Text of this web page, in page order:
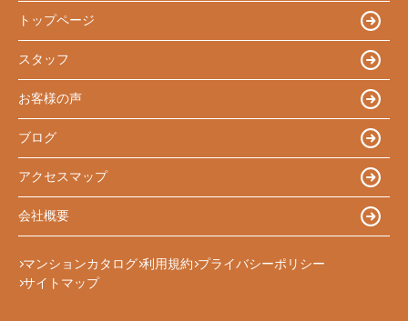
トップページ
スタッフ
お客様の声
ブログ
アクセスマップ
会社概要
マンションカタログ 利用規約 プライバシーポリシー
サイトマップ